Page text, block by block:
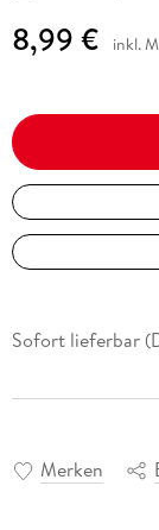
8,99 € inkl.
Sofort lieferbar
Merken